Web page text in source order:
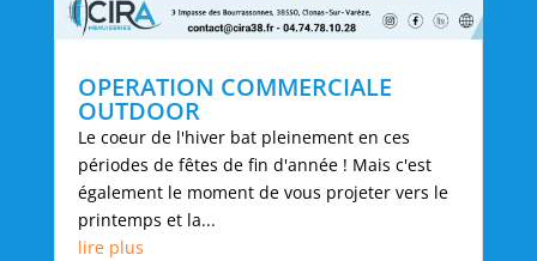
OPERATION COMMERCIALE
OUTDOOR
Le coeur de l'hiver bat pleinement en ces
périodes de fêtes de fin d'année ! Mais c'est
également le moment de vous projeter vers le
printemps et la...
lire plus